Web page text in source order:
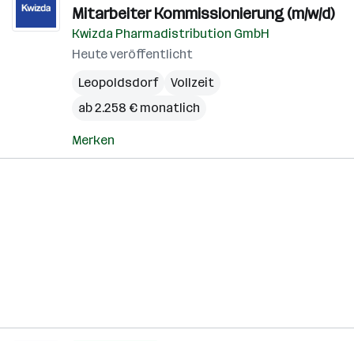
Mitarbeiter Kommissionierung (m/w/d)
Kwizda Pharmadistribution GmbH
Heute veröffentlicht
Leopoldsdorf
Vollzeit
ab 2.258 € monatlich
Merken